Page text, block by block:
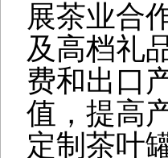
展茶业合
及高档礼
费和出口
值，提高
定制茶叶